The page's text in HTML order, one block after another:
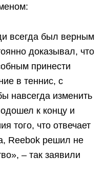
всегда был верным
доказывал, что
принести
в теннис, с
навсегда изменить
к концу и
того, что отвечает
Reebok решил не
– так заявили